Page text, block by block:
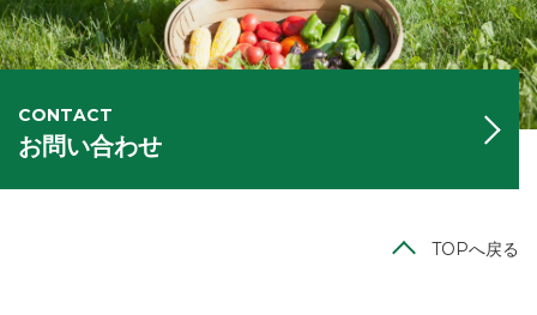
CONTACT
お問い合わせ
TOPへ戻る